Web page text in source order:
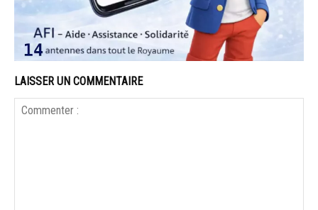
LAISSER UN COMMENTAIRE